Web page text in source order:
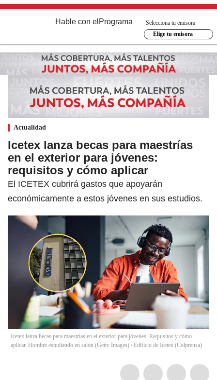
Hable con el Programa
Selecciona tu emisora
Elige tu emisora
Actualidad
Icetex lanza becas para maestrías
en el exterior para jóvenes:
requisitos y cómo aplicar
El ICETEX cubrirá gastos que apoyarán
económicamente a estos jóvenes en sus estudios.
Icetex lanza becas para maestrías en el exterior para jóvenes: Requisitos y cómo
aplicar. Hombre estudiando en salón (Getty Images) / Edificio de Icetex (Colprensa)